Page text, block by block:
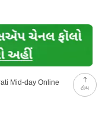
ટોચ
Mid-day Online